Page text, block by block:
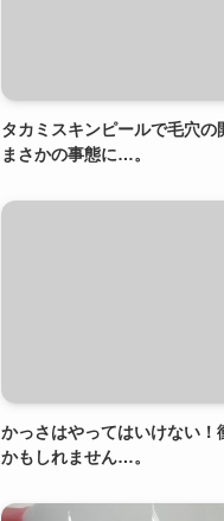
タカミスキンピールで毛穴の
まさかの事態に…。
かっさはやってはいけない！
かもしれません…。